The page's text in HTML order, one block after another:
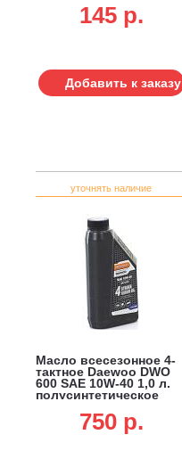
145 p.
Добавить к заказу
уточнять наличие
Масло всесезонное 4-
тактное Daewoo DWO
600 SAE 10W-40 1,0 л.
полусинтетическое
750 p.